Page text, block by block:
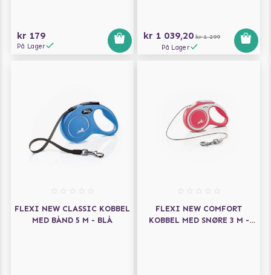
kr 179
På Lager
kr 1 039,20 kr 1 299
På Lager
FLEXI NEW CLASSIC KOBBEL
MED BÅND 5 M - BLÅ
FLEXI NEW COMFORT
KOBBEL MED SNØRE 3 M -